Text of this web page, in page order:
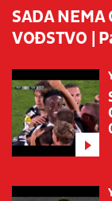
SADA NEMA
VOĐSTVO |